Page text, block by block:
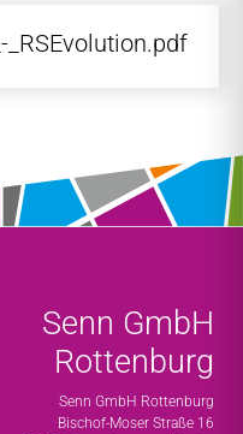
_RSEvolution.pdf
Senn GmbH
Rottenburg
Senn GmbH Rottenburg
Bischof-Moser Straße 16